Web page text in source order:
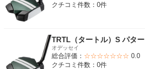
クチコミ件数：0件
TRTL（タートル）S パター
オデッセイ
総合評価： ☆☆☆☆☆☆☆ 0.0
クチコミ件数：0件